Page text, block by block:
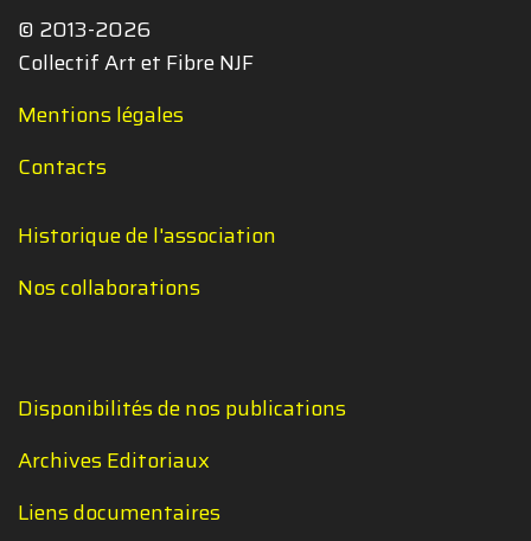
© 2013-2026
Collectif Art et Fibre NJF
Mentions légales
Contacts
Historique de l'association
Nos collaborations
Disponibilités de nos publications
Archives Editoriaux
Liens documentaires